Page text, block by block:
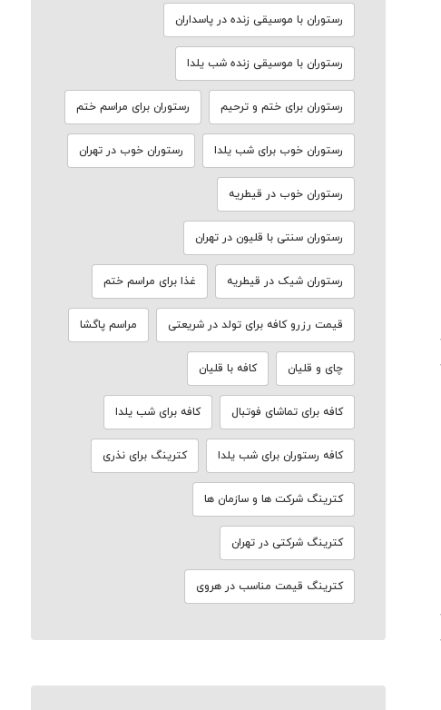
رستوران با موسیقی زنده در پاسداران
رستوران با موسیقی زنده شب یلدا
رستوران برای ختم و ترحیم رستوران برای مراسم ختم
رستوران خوب برای شب یلدا رستوران خوب در تهران
رستوران خوب در قیطریه
رستوران سنتی با قلیون در تهران
رستوران شیک در قیطریه غذا برای مراسم ختم
قیمت رزرو کافه برای تولد در شریعتی مراسم پاگشا
چای و قلیان کافه با قلیان
کافه برای تماشای فوتبال کافه برای شب یلدا
کافه رستوران برای شب یلدا کترینگ برای نذری
کترینگ شرکت ها و سازمان ها
کترینگ شرکتی در تهران
کترینگ قیمت مناسب در هروی